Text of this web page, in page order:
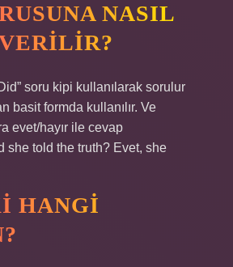
NASIL
soru kipi kullanılarak sorulur
basit formda kullanılır. Ve
evet/hayır ile cevap
she told the truth? Evet, she
HANGI